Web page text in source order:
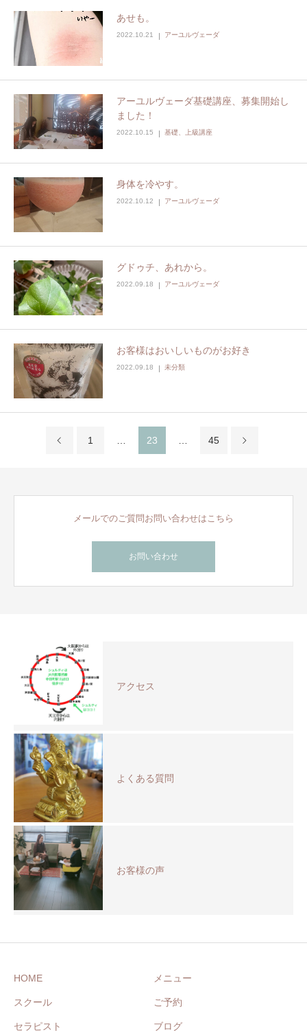
あせも。
2022.10.21 アーユルヴェーダ
アーユルヴェーダ基礎講座、募集開始し
ました！
2022.10.15 基礎、上級講座
身体を冷やす。
2022.10.12 アーユルヴェーダ
グドゥチ、あれから。
2022.09.18 アーユルヴェーダ
お客様はおいしいものがお好き
2022.09.18 未分類
1 23 45
メールでのご質問お問い合わせはこちら
お問い合わせ
アクセス
よくある質問
お客様の声
HOME メニュー
スクール ご予約
セラピスト ブログ